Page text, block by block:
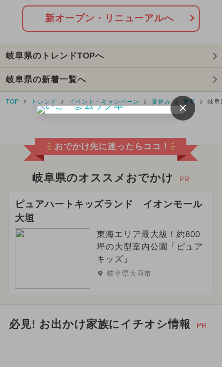
2026年5月のイベント
2025年3月のイベント
2024年10月のイベント
2025年1月のイベント
2025年8月のイベント
2025年4月のイベント
2025年7月のイベント
2026年6月のイベント
2024年9月のイベント
2024年8月のイベント
新オープン・リニューアルへ
岐阜県のトレンドTOPへ
岐阜県の新着一覧へ
TOP トレンド イベント・キャンペーン 夏休み 東海 岐阜
おでかけ先に迷ったらココ！
岐阜県のオススメおでかけ PR
ピュアハートキッズランド イオンモール
大垣
東海エリア最大級！約800
坪の大型室内公園「ピュア
キッズ」
岐阜県大垣市
必見! お出かけ家族にイチオシ情報 PR
×